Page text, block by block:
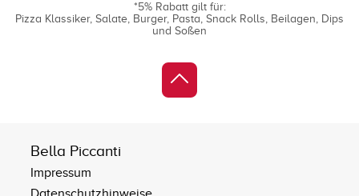
*5% Rabatt gilt für:
Pizza Klassiker Salate Burger Pasta Snack Rolls Beilagen
Dips
und Soßen
Bella Piccanti
Impressum